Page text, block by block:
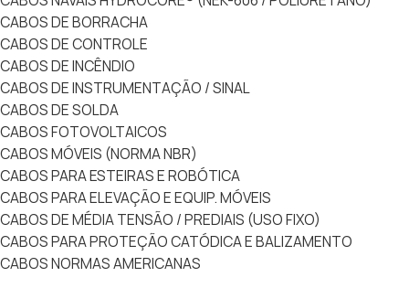
CABOS DE BORRACHA
CABOS DE CONTROLE
CABOS DE INCÊNDIO
CABOS DE INSTRUMENTAÇÃO / SINAL
CABOS DE SOLDA
CABOS FOTOVOLTAICOS
CABOS MÓVEIS (NORMA NBR)
CABOS PARA ESTEIRAS E ROBÓTICA
CABOS PARA ELEVAÇÃO E EQUIP. MÓVEIS
CABOS DE MÉDIA TENSÃO / PREDIAIS (USO FIXO)
CABOS PARA PROTEÇÃO CATÓDICA E BALIZAMENTO
CABOS NORMAS AMERICANAS